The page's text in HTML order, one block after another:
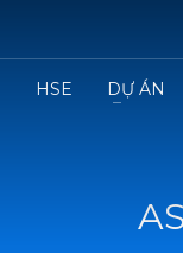
HSE DỰ ÁN